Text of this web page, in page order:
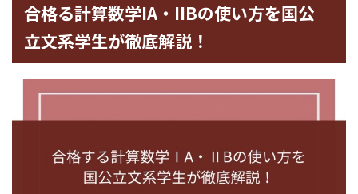
合格る計算数学IA・IIBの使い方を国公
立文系学生が徹底解説！